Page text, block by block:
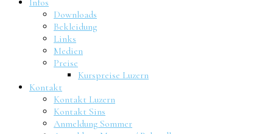
Infos
Downloads
Bekleidung
Links
Medien
Preise
Kurspreise Luzern
Kontakt
Kontakt Luzern
Kontakt Sins
Anmeldung Sommer